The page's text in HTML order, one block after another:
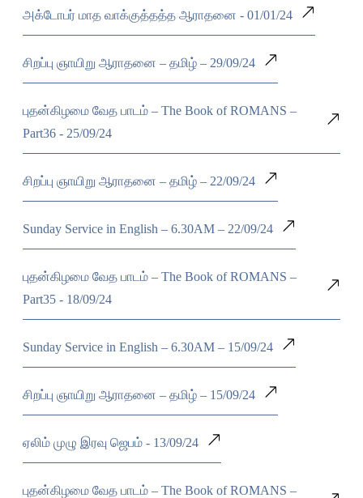
அக்டோபர் மாத வாக்குத்தத்த ஆராதனை - 01/01/24
சிறப்பு ஞாயிறு ஆராதனை – தமிழ் – 29/09/24
புதன்கிழமை வேத பாடம் – The Book of ROMANS –
Part36 - 25/09/24
சிறப்பு ஞாயிறு ஆராதனை – தமிழ் – 22/09/24
Sunday Service in English – 6.30AM – 22/09/24
புதன்கிழமை வேத பாடம் – The Book of ROMANS –
Part35 - 18/09/24
Sunday Service in English – 6.30AM – 15/09/24
சிறப்பு ஞாயிறு ஆராதனை – தமிழ் – 15/09/24
ஏலிம் முழு இரவு ஜெபம் - 13/09/24
புதன்கிழமை வேத பாடம் – The Book of ROMANS –